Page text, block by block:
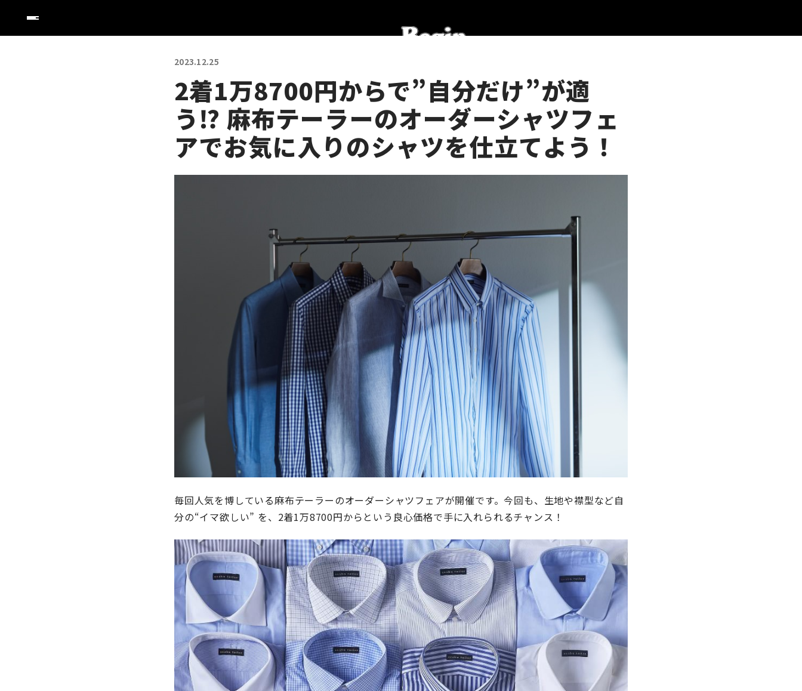
2023.12.25
2着1万8700円からで”自分だけ”が適
う⁉ 麻布テーラーのオーダーシャツフェ
アでお気に入りのシャツを仕立てよう！
毎回人気を博している麻布テーラーのオーダーシャツフェアが開催です。今回も、生地や襟型など自
分の“イマ欲しい” を、2着1万8700円からという良心価格で手に入れられるチャンス！